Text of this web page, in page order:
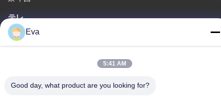
テレ
86-020-3156-0583
中国 良質 閉ざされた吸い込みシステム 提供者 著作権 -2026
Eva
5:41 AM
Good day, what product are you looking for?